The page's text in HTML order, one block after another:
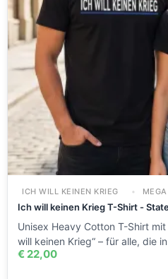
ICH WILL KEINEN KRIEG
Ich will keinen
Unisex Heavy Cotton T-Shirt
will keinen Krieg“ – für alle, die
€ 22,00